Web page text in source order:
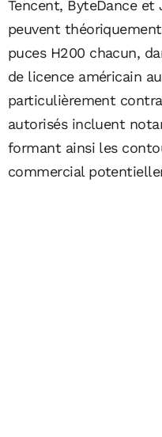
Tencent, ByteDance et
peuvent
puces H200 chacun,
de licence américain
particulièrement
autorisés incluent
formant ainsi les
commercial